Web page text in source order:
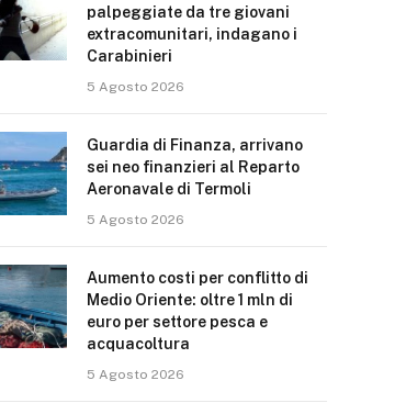
palpeggiate da tre giovani
extracomunitari, indagano i
Carabinieri
5 Agosto 2026
Guardia di Finanza, arrivano
sei neo finanzieri al Reparto
Aeronavale di Termoli
5 Agosto 2026
Aumento costi per conflitto di
Medio Oriente: oltre 1 mln di
euro per settore pesca e
acquacoltura
5 Agosto 2026